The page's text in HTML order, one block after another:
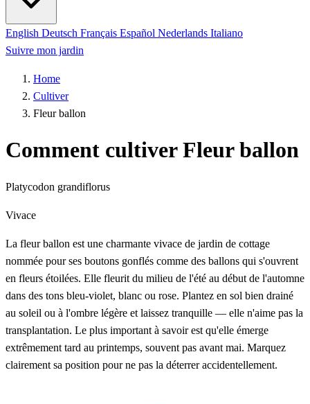
English Deutsch Français Español Nederlands Italiano
Suivre mon jardin
Home
Cultiver
Fleur ballon
Comment cultiver Fleur ballon
Platycodon grandiflorus
Vivace
La fleur ballon est une charmante vivace de jardin de cottage
nommée pour ses boutons gonflés comme des ballons qui s'ouvrent
en fleurs étoilées. Elle fleurit du milieu de l'été au début de l'automne
dans des tons bleu-violet, blanc ou rose. Plantez en sol bien drainé
au soleil ou à l'ombre légère et laissez tranquille — elle n'aime pas la
transplantation. Le plus important à savoir est qu'elle émerge
extrêmement tard au printemps, souvent pas avant mai. Marquez
clairement sa position pour ne pas la déterrer accidentellement.